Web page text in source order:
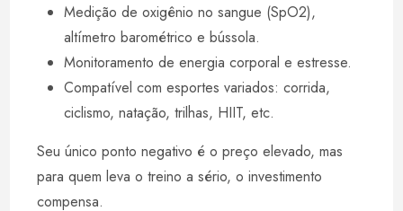
Medição de oxigênio no sangue (SpO2),
altímetro barométrico e bússola.
Monitoramento de energia corporal e estresse.
Compatível com esportes variados: corrida,
ciclismo, natação, trilhas, HIIT, etc.
Seu único ponto negativo é o preço elevado, mas
para quem leva o treino a sério, o investimento
compensa.